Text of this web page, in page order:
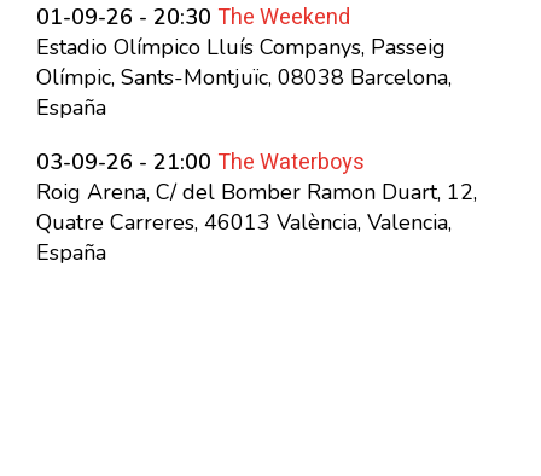
01-09-26 - 20:30 The Weekend
Estadio Olímpico Lluís Companys, Passeig
Olímpic, Sants-Montjuïc, 08038 Barcelona,
España
03-09-26 - 21:00 The Waterboys
Roig Arena, C/ del Bomber Ramon Duart, 12,
Quatre Carreres, 46013 València, Valencia,
España